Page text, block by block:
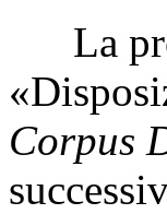
La
Corpus